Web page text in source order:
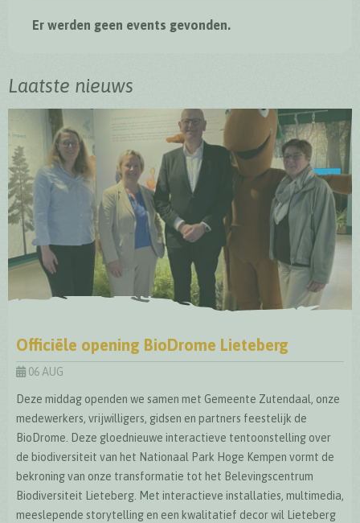
Er werden geen events gevonden.
Laatste nieuws
Officiële opening BioDrome Lieteberg
06 AUG
Deze middag openden we samen met Gemeente Zutendaal, onze
medewerkers, vrijwilligers, gidsen en partners feestelijk de
BioDrome. Deze gloednieuwe interactieve tentoonstelling over
de biodiversiteit van het Nationaal Park Hoge Kempen vormt de
bekroning van onze transformatie tot het Belevingscentrum
Biodiversiteit Lieteberg. Met interactieve installaties, multimedia,
meeslepende storytelling en een kwalitatief decor wil Lieteberg